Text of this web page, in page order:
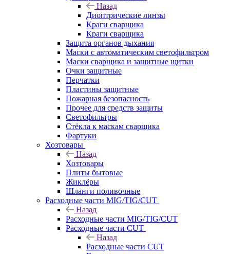
Назад
Диоптрические линзы
Краги сварщика
Краги сварщика
Защита органов дыхания
Маски с автоматическим светофильтром
Маски сварщика и защитные щитки
Очки защитные
Перчатки
Пластины защитные
Пожарная безопасность
Прочее для средств защиты
Светофильтры
Стёкла к маскам сварщика
Фартуки
Хозтовары
Назад
Хозтовары
Плиты бытовые
Жиклёры
Шланги поливочные
Расходные части MIG/TIG/CUT
Назад
Расходные части MIG/TIG/CUT
Расходные части CUT
Назад
Расходные части CUT